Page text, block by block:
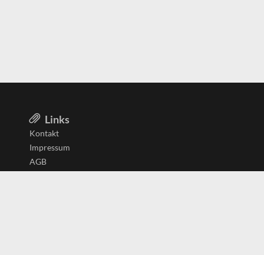
Links
Kontakt
Impressum
AGB